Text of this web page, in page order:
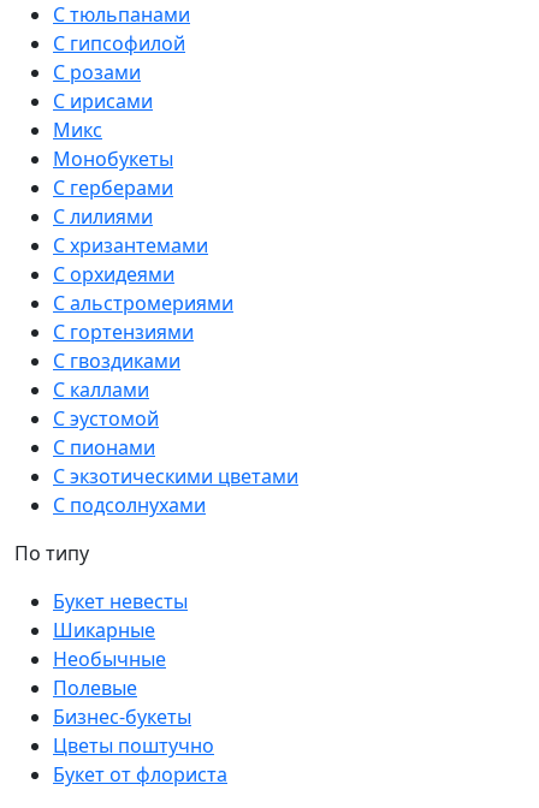
С тюльпанами
С гипсофилой
С розами
С ирисами
Микс
Монобукеты
С герберами
С лилиями
С хризантемами
С орхидеями
С альстромериями
С гортензиями
С гвоздиками
С каллами
С эустомой
С пионами
С экзотическими цветами
С подсолнухами
По типу
Букет невесты
Шикарные
Необычные
Полевые
Бизнес-букеты
Цветы поштучно
Букет от флориста